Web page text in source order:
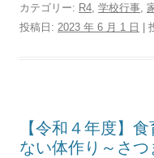
カテゴリー: R4, 学校行事,
投稿日: 2023 年 6 月 1 日
【令和４年度】
ない体作り～さつ